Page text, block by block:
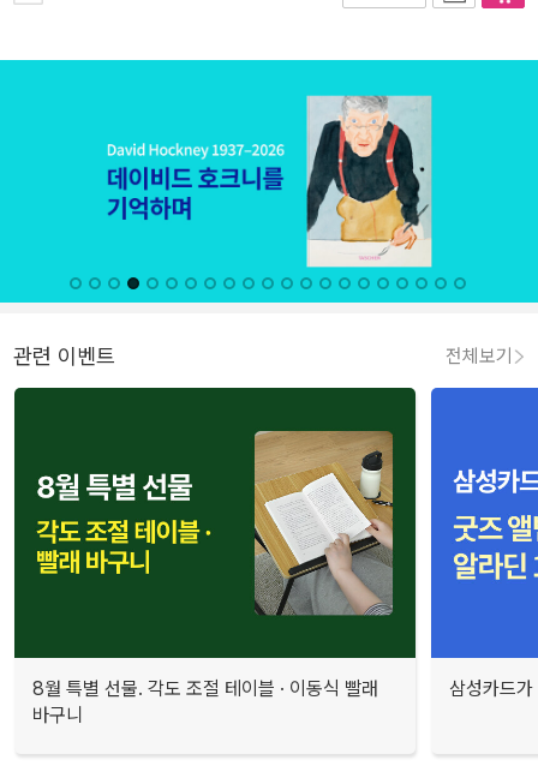
관련 이벤트 전체보기
8월 특별 선물. 각도 조절 테이블 · 이동식 빨래
바구니
삼성카드